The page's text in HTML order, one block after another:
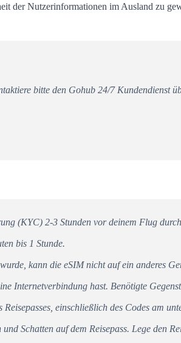
der Nutzerinformationen im Ausland zu
bitte den Gohub 24/7 Kundendienst
(KYC) 2-3 Stunden vor deinem Flug
bis 1 Stunde.
kann die eSIM nicht auf ein anderes
Internetverbindung hast. Benötigte
einschließlich des Codes am
Schatten auf dem Reisepass. Lege den